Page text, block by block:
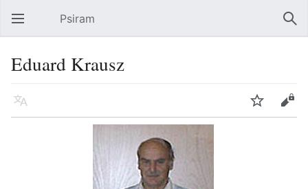
Hauptmenü öffnen Psiram
Eduard Krausz
Sprache Beobachten Bearbeiten